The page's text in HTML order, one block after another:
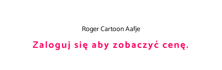
Roger Cartoon Aafje
Zaloguj się aby zobaczyć cenę.